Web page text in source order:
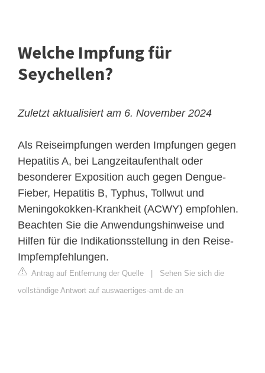
Welche Impfung für
Seychellen?
Zuletzt aktualisiert am 6. November 2024
Als Reiseimpfungen werden Impfungen gegen
Hepatitis A, bei Langzeitaufenthalt oder
besonderer Exposition auch gegen Dengue-
Fieber, Hepatitis B, Typhus, Tollwut und
Meningokokken-Krankheit (ACWY) empfohlen.
Beachten Sie die Anwendungshinweise und
Hilfen für die Indikationsstellung in den Reise-
Impfempfehlungen.
Antrag auf Entfernung der Quelle
Sehen Sie sich die
vollständige Antwort auf auswaertiges-amt.de an